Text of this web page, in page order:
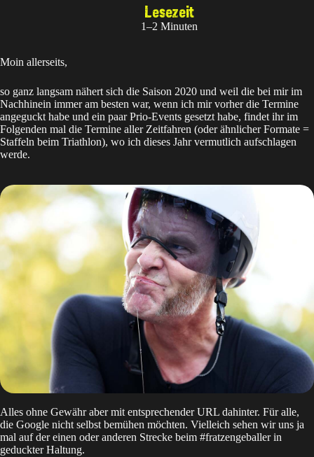
Lesezeit
1–2 Minuten
Moin allerseits,
so ganz langsam nähert sich die Saison 2020 und weil die bei mir im
Nachhinein immer am besten war, wenn ich mir vorher die Termine
angeguckt habe und ein paar Prio-Events gesetzt habe, findet ihr im
Folgenden mal die Termine aller Zeitfahren (oder ähnlicher Formate =
Staffeln beim Triathlon), wo ich dieses Jahr vermutlich aufschlagen
werde.
Alles ohne Gewähr aber mit entsprechender URL dahinter. Für alle,
die Google nicht selbst bemühen möchten. Vielleich sehen wir uns ja
mal auf der einen oder anderen Strecke beim #fratzengeballer in
geduckter Haltung.